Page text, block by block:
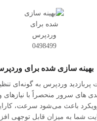
بهینه سازی شده برای
وردپرس به گونه‌ای
های سرور منحصراً با
باعث می‌شود سرعت،
شما به میزان قابل توجهی